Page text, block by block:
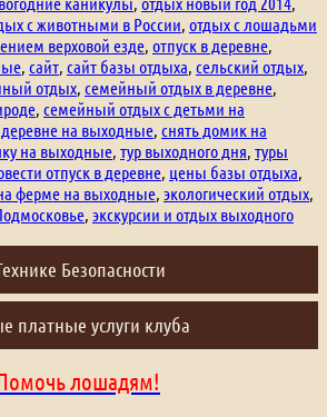
с животными в России, отдых с лошадьми
верховой езде, отпуск в деревне,
, сайт, сайт базы отдыха, сельский отдых,
отдых, семейный отдых в деревне,
, семейный отдых с детьми на
на выходные, снять домик на
на выходные, тур выходного дня, туры
отпуск в деревне, цены базы отдыха,
ферме на выходные, экологический отдых,
, экскурсии и отдых выходного
Безопасности
платные услуги клуба
лошадям!